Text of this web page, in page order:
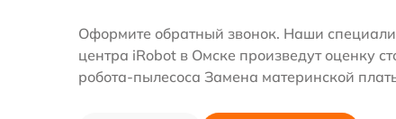
Оформите обратный звонок. Наши
центра iRobot в Омске произведут оценку
робота-пылесоса Замена материнской